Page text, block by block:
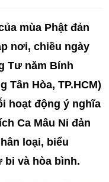
mùa Phật đản
nơi, chiều ngày
Tư năm Bính
Tân Hòa, TP.HCM)
hoạt động ý nghĩa
Ca Mâu Ni đản
loại, biểu
và hòa bình.